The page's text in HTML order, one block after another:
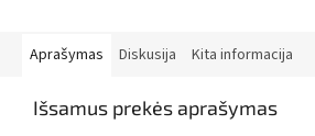
Aprašymas Diskusija Kita informacija
Išsamus prekės aprašymas